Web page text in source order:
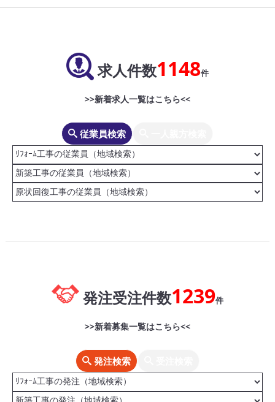
求人件数1148件
>>新着求人一覧はこちら<<
従業員検索
発注受注件数1239件
>>新着募集一覧はこちら<<
発注検索